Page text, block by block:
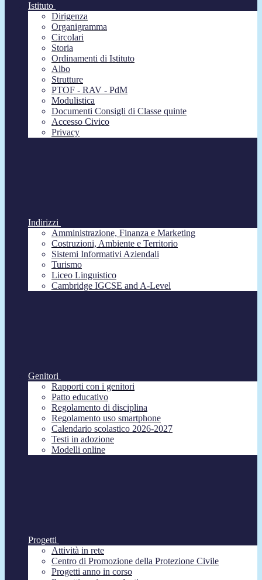
Istituto
Dirigenza
Organigramma
Circolari
Storia
Ordinamenti di Istituto
Albo
Strutture
PTOF - RAV - PdM
Modulistica
Documenti Consigli di Classe quinte
Accesso Civico
Privacy
Indirizzi
Amministrazione, Finanza e Marketing
Costruzioni, Ambiente e Territorio
Sistemi Informativi Aziendali
Turismo
Liceo Linguistico
Cambridge IGCSE and A-Level
Genitori
Rapporti con i genitori
Patto educativo
Regolamento di disciplina
Regolamento uso smartphone
Calendario scolastico 2026-2027
Testi in adozione
Modelli online
Progetti
Attività in rete
Centro di Promozione della Protezione Civile
Progetti anno in corso